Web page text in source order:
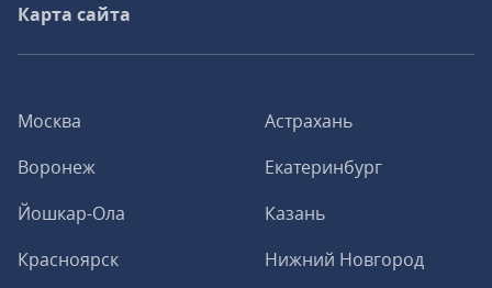
Москва
Астрахань
Воронеж
Екатеринбург
Йошкар-Ола
Казань
Красноярск
Нижний Новгород
Карта сайта